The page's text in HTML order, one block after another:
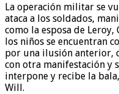
La operación militar se
ataca a los soldados,
como la esposa de
los niños se encuentran
por una ilusión anterior,
con otra manifestación y
interpone y recibe la
Will.